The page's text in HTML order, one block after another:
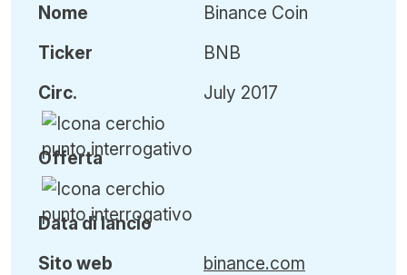
Nome
Ticker
Circ.
Offerta
Data di lancio
Binance Coin
BNB
July 2017
Sito web
binance.com